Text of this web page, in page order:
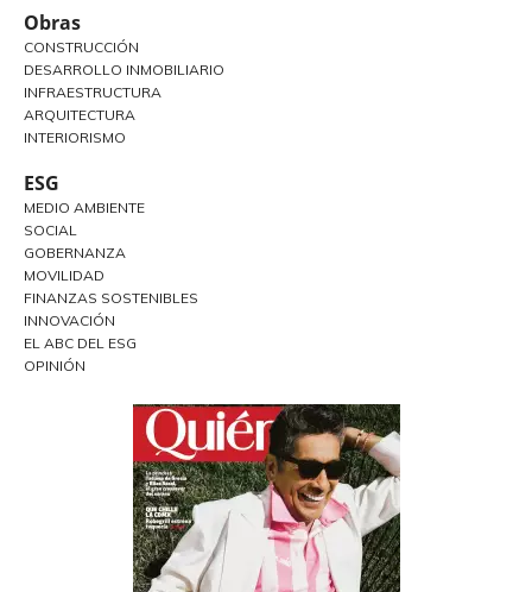
Obras
CONSTRUCCIÓN
DESARROLLO INMOBILIARIO
INFRAESTRUCTURA
ARQUITECTURA
INTERIORISMO
ESG
MEDIO AMBIENTE
SOCIAL
GOBERNANZA
MOVILIDAD
FINANZAS SOSTENIBLES
INNOVACIÓN
EL ABC DEL ESG
OPINIÓN